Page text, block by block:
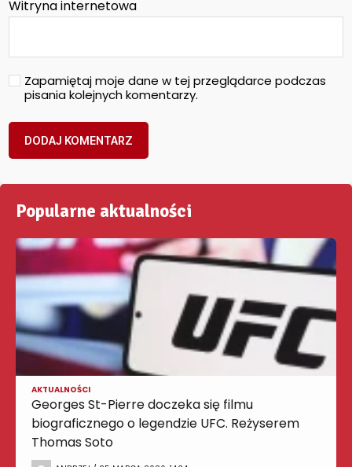
Witryna internetowa
Zapamiętaj moje dane w tej przeglądarce podczas
pisania kolejnych komentarzy.
Popularne aktualności
AKTUALNOŚCI
Georges St-Pierre doczeka się filmu
biograficznego o legendzie UFC. Reżyserem
Thomas Soto